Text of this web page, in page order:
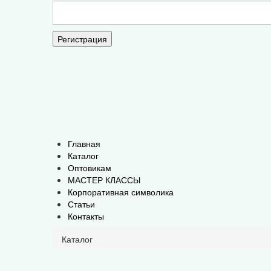
Регистрация
Главная
Каталог
Оптовикам
МАСТЕР КЛАССЫ
Корпоративная символика
Статьи
Контакты
Каталог